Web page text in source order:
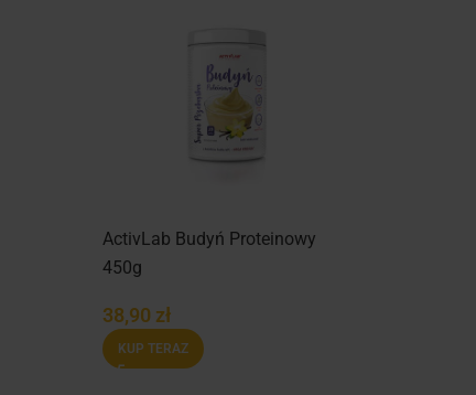
ActivLab Budyń Proteinowy
450g
38,90 zł
KUP TERAZ